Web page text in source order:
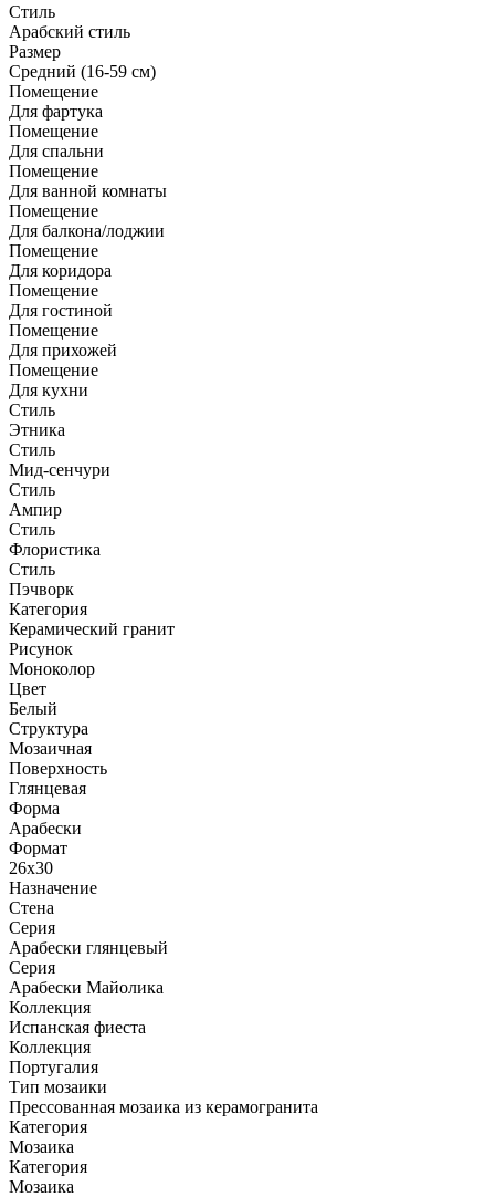
Стиль
Арабский стиль
Размер
Средний (16-59 см)
Помещение
Для фартука
Помещение
Для спальни
Помещение
Для ванной комнаты
Помещение
Для балкона/лоджии
Помещение
Для коридора
Помещение
Для гостиной
Помещение
Для прихожей
Помещение
Для кухни
Стиль
Этника
Стиль
Мид-сенчури
Стиль
Ампир
Стиль
Флористика
Стиль
Пэчворк
Категория
Керамический гранит
Рисунок
Моноколор
Цвет
Белый
Структура
Мозаичная
Поверхность
Глянцевая
Форма
Арабески
Формат
26x30
Назначение
Стена
Серия
Арабески глянцевый
Серия
Арабески Майолика
Коллекция
Испанская фиеста
Коллекция
Португалия
Тип мозаики
Прессованная мозаика из керамогранита
Категория
Мозаика
Категория
Мозаика